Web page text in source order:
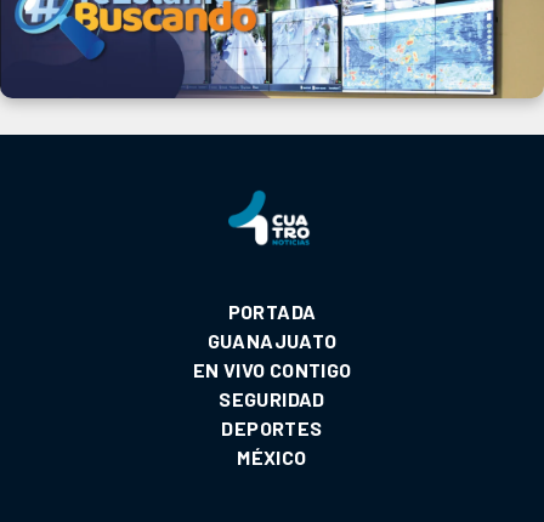
PORTADA
GUANAJUATO
EN VIVO CONTIGO
SEGURIDAD
DEPORTES
MÉXICO